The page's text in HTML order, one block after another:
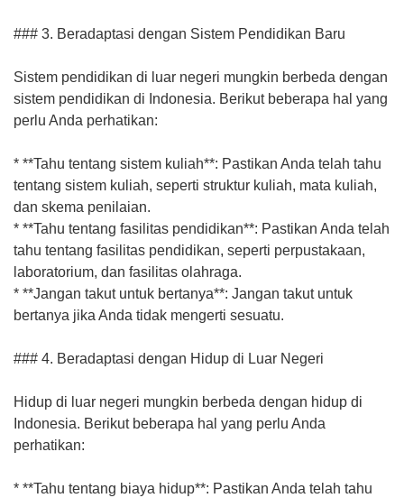
### 3. Beradaptasi dengan Sistem Pendidikan Baru
Sistem pendidikan di luar negeri mungkin berbeda dengan
sistem pendidikan di Indonesia. Berikut beberapa hal yang
perlu Anda perhatikan:
* **Tahu tentang sistem kuliah**: Pastikan Anda telah tahu
tentang sistem kuliah, seperti struktur kuliah, mata kuliah,
dan skema penilaian.
* **Tahu tentang fasilitas pendidikan**: Pastikan Anda telah
tahu tentang fasilitas pendidikan, seperti perpustakaan,
laboratorium, dan fasilitas olahraga.
* **Jangan takut untuk bertanya**: Jangan takut untuk
bertanya jika Anda tidak mengerti sesuatu.
### 4. Beradaptasi dengan Hidup di Luar Negeri
Hidup di luar negeri mungkin berbeda dengan hidup di
Indonesia. Berikut beberapa hal yang perlu Anda
perhatikan:
* **Tahu tentang biaya hidup**: Pastikan Anda telah tahu